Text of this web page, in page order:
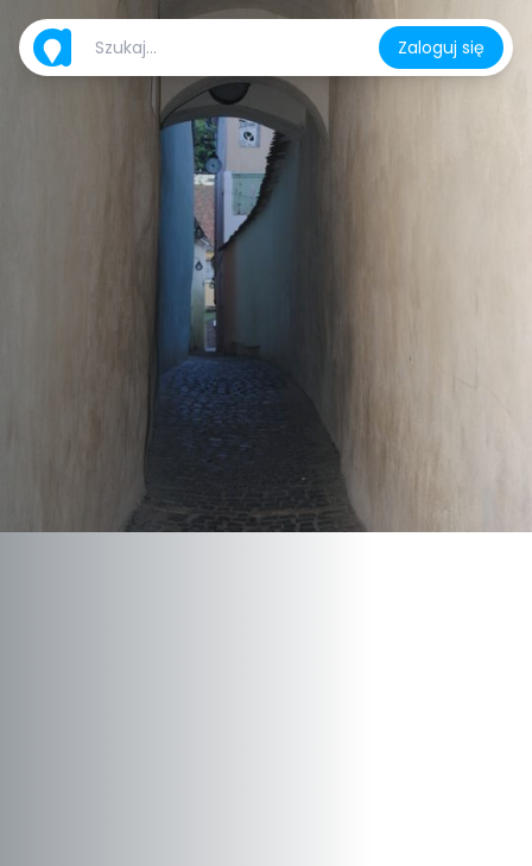
Zaloguj się